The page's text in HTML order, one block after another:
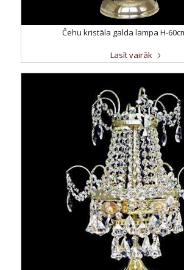
Čehu kristāla galda lampa H-
Lasīt vairāk